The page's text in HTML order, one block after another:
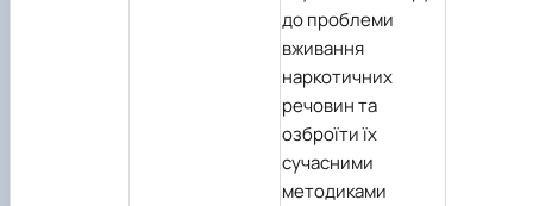
до проблеми
вживання
наркотичних
речовин та
озброїти їх
сучасними
методиками